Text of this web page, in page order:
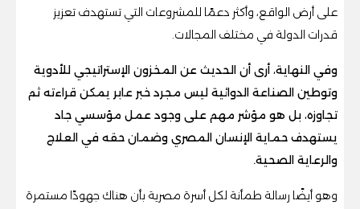
على أرض الواقع، وأكثر دعمًا للمشروعات التي تستهدف تعزيز
قدرات الدولة في مختلف المجالات.
وفي النهاية، أرى أن الحديث عن المخزون الإستراتيجي للأدوية
وتوطين الصناعة الدوائية ليس مجرد خبر عابر يمكن قراءته ثم
تجاوزه، بل هو مؤشر مهم على وجود عمل مؤسسي جاد
يستهدف حماية الإنسان المصري وضمان حقه في العلاج
والرعاية الصحية.
وهو أيضًا رسالة طمأنة لكل أسرة مصرية بأن هناك جهودًا مستمرة